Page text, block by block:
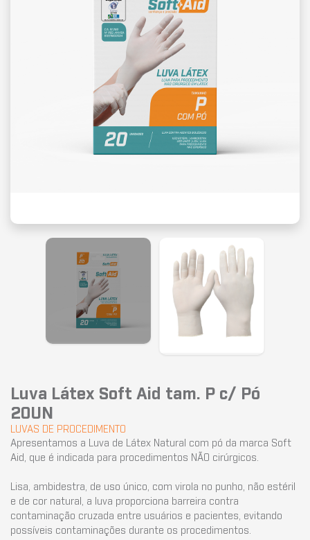
Luva Látex Soft Aid tam. P c/ Pó
20UN
LUVAS DE PROCEDIMENTO
Apresentamos a Luva de Látex Natural com pó da marca Soft
Aid, que é indicada para procedimentos NÃO cirúrgicos.
Lisa, ambidestra, de uso único, com virola no punho, não estéril
e de cor natural, a luva proporciona barreira contra
contaminação cruzada entre usuários e pacientes, evitando
possíveis contaminações durante os procedimentos.